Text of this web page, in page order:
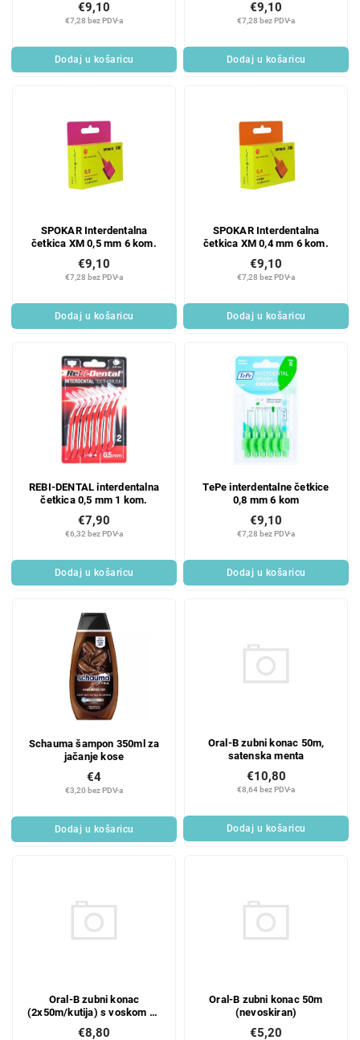
o
d
t
s
€7,28 bez PDV-a
€9,10
Dodaj u košaricu
€7,28 bez PDV-a
€9,10
Dodaj u košaricu
SPOKAR Interdentalna
četkica XM 0,5 mm 6 kom.
€7,28 bez PDV-a
€9,10
Dodaj u košaricu
SPOKAR Interdentalna
četkica XM 0,4 mm 6 kom.
€7,28 bez PDV-a
€9,10
Dodaj u košaricu
REBI-DENTAL interdentalna
četkica 0,5 mm 1 kom.
€6,32 bez PDV-a
€7,90
Dodaj u košaricu
TePe interdentalne četkice
0,8 mm 6 kom
€7,28 bez PDV-a
€9,10
Dodaj u košaricu
Schauma šampon 350ml za
jačanje kose
€3,20 bez PDV-a
€4
Dodaj u košaricu
Oral-B zubni konac 50m,
satenska menta
€8,64 bez PDV-a
€10,80
Dodaj u košaricu
Oral-B zubni konac
(2x50m/kutija) s voskom od
mente
€8,80
Oral-B zubni konac 50m
(nevoskiran)
€5,20